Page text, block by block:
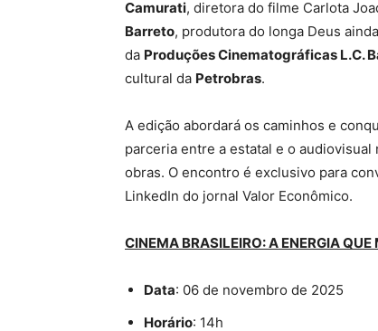
Camurati, diretora do filme Carlota
Barreto, produtora do longa Deus
da Produções Cinematográficas L.C.
cultural da Petrobras.
A edição abordará os caminhos e
parceria entre a estatal e o
obras. O encontro é exclusivo para
LinkedIn do jornal Valor Econômico.
CINEMA BRASILEIRO: A ENERGIA
Data: 06 de novembro de 2025
Horário: 14h